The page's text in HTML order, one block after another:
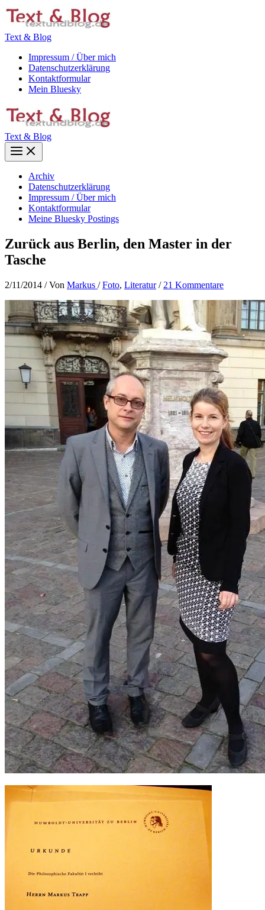
Zum
Inhalt
Text & Blog
Impressum / Über mich
Datenschutzerklärung
Kontaktformular
Mein Bluesky
Text & Blog
Main
Menu
Archiv
Datenschutzerklärung
Impressum / Über mich
Kontaktformular
Meine Bluesky Postings
Zurück aus Berlin, den Master in der
Tasche
2/11/2014 / Von Markus /Foto, Literatur/ 21 Kommentare